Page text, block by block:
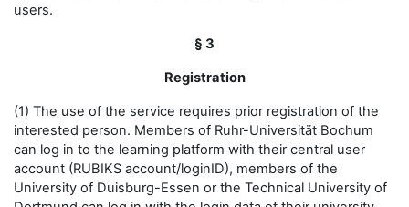
users.
§ 3
Registration
(1) The use of the service requires prior registration of the
interested person. Members of Ruhr-Universität Bochum
can log in to the learning platform with their central user
account (RUBIKS account/loginID), members of the
University of Duisburg-Essen or the Technical University of